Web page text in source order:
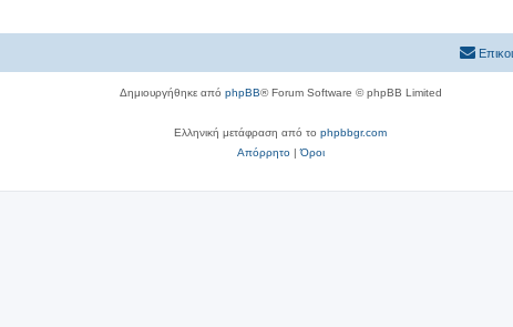
Δημιουργήθηκε από phpBB® Forum Software © phpBB Limited
Ελληνική μετάφραση από το phpbbgr.com
Απόρρητο|Όροι